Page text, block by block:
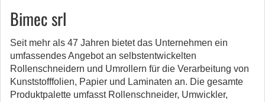
Bimec srl
Seit mehr als 47 Jahren bietet das Unternehmen ein
umfassendes Angebot an selbstentwickelten
Rollenschneidern und Umrollern für die Verarbeitung von
Kunststofffolien, Papier und Laminaten an. Die gesamte
Produktpalette umfasst Rollenschneider, Umwickler,